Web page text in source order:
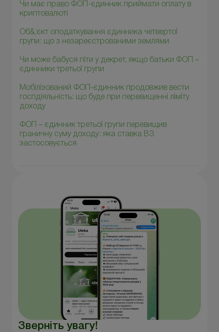
Чи має право ФОП-єдинник приймати оплату в
криптовалюті
Об&;єкт оподаткування єдинника четвертої
групи: що з незареєстрованими землями
Чи може бабуся піти у декрет, якщо батьки ФОП –
єдинники третьої групи
Мобілізований ФОП-єдинник продовжив вести
госпдіяльність: що буде при перевищенні ліміту
доходу
ФОП – єдинник третьої групи перевищив
граничну суму доходу: яка ставка ВЗ
застосовується
Зверніть увагу!